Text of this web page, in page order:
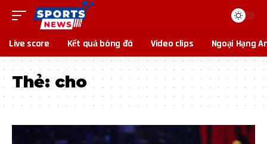
Live score Kết quả bóng đá Video clips Ngoại Hạng
Thẻ: cho